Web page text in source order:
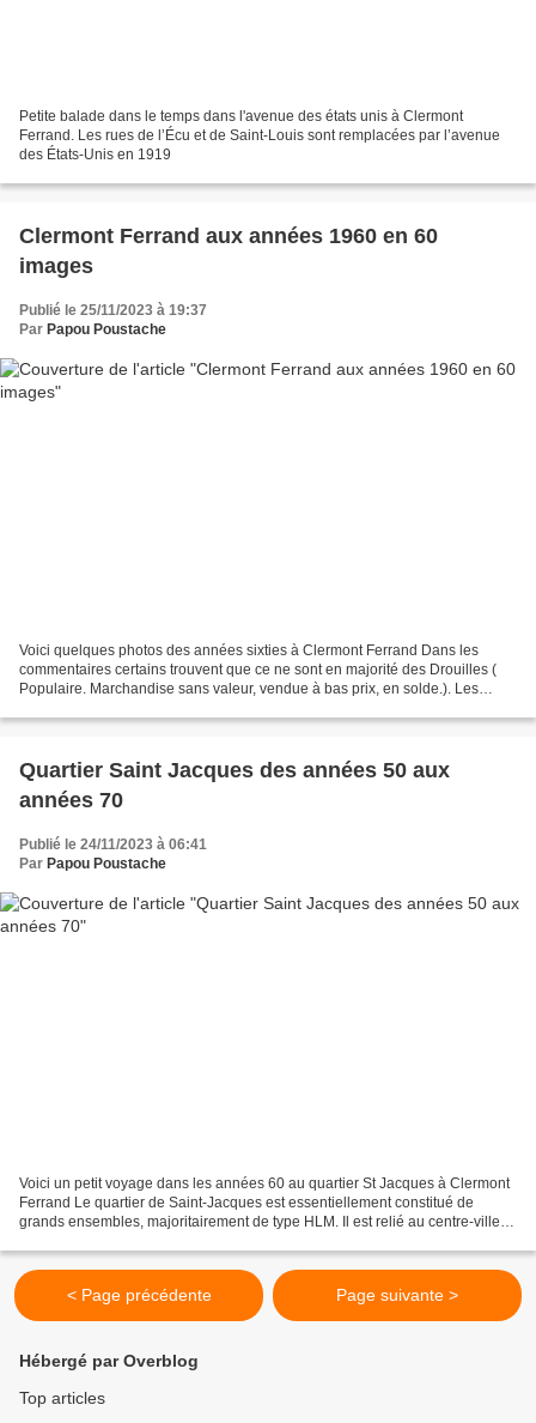
Petite balade dans le temps dans l'avenue des états unis à Clermont
Ferrand. Les rues de l’Écu et de Saint-Louis sont remplacées par l’avenue
des États-Unis en 1919
Clermont Ferrand aux années 1960 en 60
images
Publié le 25/11/2023 à 19:37
Par Papou Poustache
Voici quelques photos des années sixties à Clermont Ferrand Dans les
commentaires certains trouvent que ce ne sont en majorité des Drouilles (
Populaire. Marchandise sans valeur, vendue à bas prix, en solde.). Les
Quartier Saint Jacques des années 50 aux
années 70
Publié le 24/11/2023 à 06:41
Par Papou Poustache
Voici un petit voyage dans les années 60 au quartier St Jacques à Clermont
Ferrand Le quartier de Saint-Jacques est essentiellement constitué de
grands ensembles, majoritairement de type HLM. Il est relié au centre-ville
< Page précédente Page suivante >
Hébergé par Overblog
Top articles